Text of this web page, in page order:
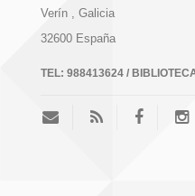
Verín
, Galicia
32600 España
TEL: 988413624 /